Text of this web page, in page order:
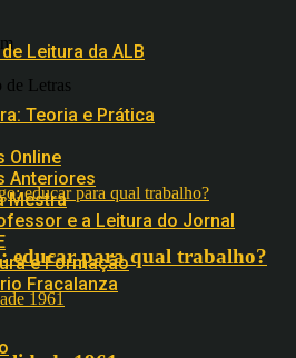
Leitura da ALB
Teoria e Prática
Online
Anteriores
Mestra
e a Leitura do Jornal
e Formação
Fracalanza
Letras
educar para qual trabalho?